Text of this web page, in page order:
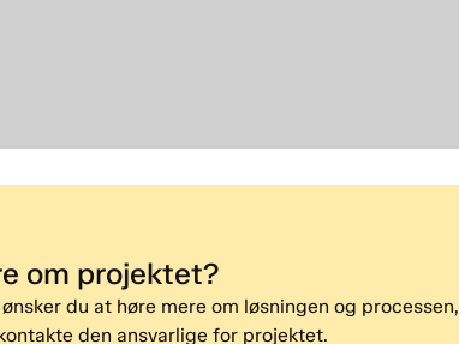
om projektet?
du at høre mere om løsningen og processen,
den ansvarlige for projektet.